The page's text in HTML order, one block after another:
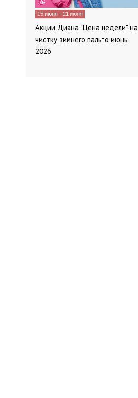
15 июня - 21 июня
Акции Диана "Цена недели" на
чистку зимнего пальто июнь
2026